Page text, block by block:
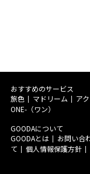
おすすめのサービス
旅色
マドリーム ア
ONE-（ワン）
GOODAについて
GOODAとは
お問い合
て
個人情報保護方針